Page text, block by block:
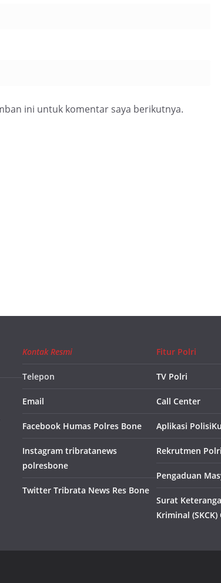
ini untuk komentar saya berikutnya.
Kontak Resmi
Telepon
Email
Facebook Humas Polres Bone
Instagram tribratanews
polresbone
Twitter Tribrata News Res Bone
Fitur Polri
TV Polri
Call Center
Aplikasi PolisiKu
Rekrutmen Polri
Pengaduan
Surat
Kriminal